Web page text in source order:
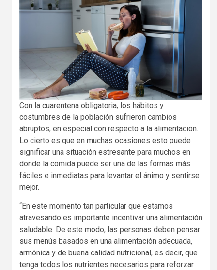
Con la cuarentena obligatoria, los hábitos y
costumbres de la población sufrieron cambios
abruptos, en especial con respecto a la alimentación.
Lo cierto es que en muchas ocasiones esto puede
significar una situación estresante para muchos en
donde la comida puede ser una de las formas más
fáciles e inmediatas para levantar el ánimo y sentirse
mejor.
“En este momento tan particular que estamos
atravesando es importante incentivar una alimentación
saludable. De este modo, las personas deben pensar
sus menús basados en una alimentación adecuada,
armónica y de buena calidad nutricional, es decir, que
tenga todos los nutrientes necesarios para reforzar